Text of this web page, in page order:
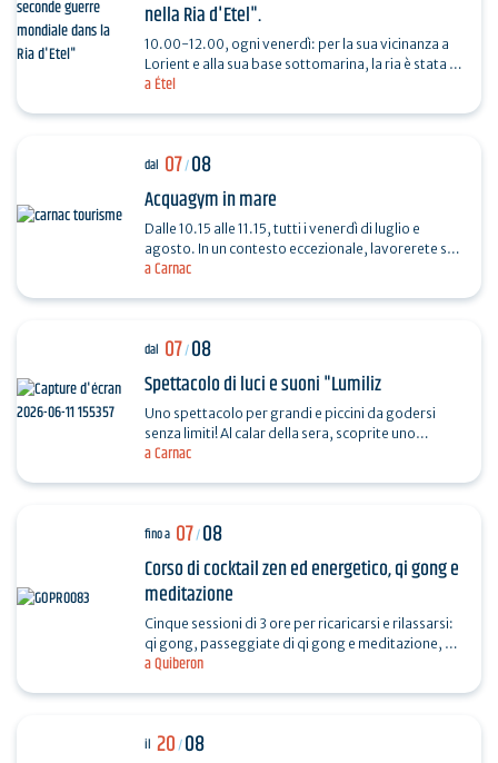
a Étel
nella Ria d'Etel".
10.00-12.00, ogni venerdì: per la sua vicinanza a
Lorient e alla sua base sottomarina, la ria è stata un
importante campo di battaglia durante la…
a Carnac
dal 07/08
Acquagym in mare
Dalle 10.15 alle 11.15, tutti i venerdì di luglio e
agosto. In un contesto eccezionale, lavorerete su
gambe, glutei, addominali e braccia.
a Carnac
dal 07/08
Spettacolo di luci e suoni "Lumiliz
Uno spettacolo per grandi e piccini da godersi
senza limiti! Al calar della sera, scoprite uno
spettacolo di proiezioni monumentali sul sagrato
a Quiberon
fino a 07/08
Corso di cocktail zen ed energetico, qi gong e
meditazione
Cinque sessioni di 3 ore per ricaricarsi e rilassarsi:
qi gong, passeggiate di qi gong e meditazione, do
in, relax. Le sessioni si svolgono nel cuore…
il 20/08